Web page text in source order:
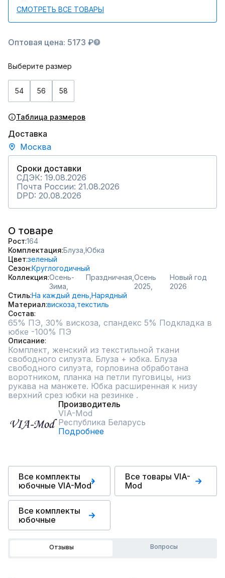
СМОТРЕТЬ ВСЕ ТОВАРЫ
Оптовая цена: 5173 ₽
Выберите размер
54 56 58
Таблица размеров
Доставка
Москва
Сроки доставки
СДЭК: 19.08.2026
Почта России: 21.08.2026
DPD: 20.08.2026
О товаре
Рост 164
Комплектация Блуза, Юбка
Цвет зеленый
Сезон Круглогодичный
Коллекция Осень-
Зима,
Праздничная,Осень
2025,
Новый год
2026
СтильНа каждый день, Нарядный
Материал вискоза, текстиль
Состав
65% ПЭ, 30% вискоза, спандекс 5% Подкладка в
Описание
Комплект, женский из текстильной ткани
свободного силуэта. Блуза + юбка. Блуза
свободного силуэта, горловина обработана
воротником, планка на петли пуговицы, низ
рукава на манжете. Юбка расширенная к низу
верхний срез юбки на резинке .
Производитель
VIA-Mod
Республика Беларусь
Подробнее
Все комплекты
юбочные VIA-Mod
Все товары VIA-
Mod
Все комплекты
юбочные
Отзывы Вопросы